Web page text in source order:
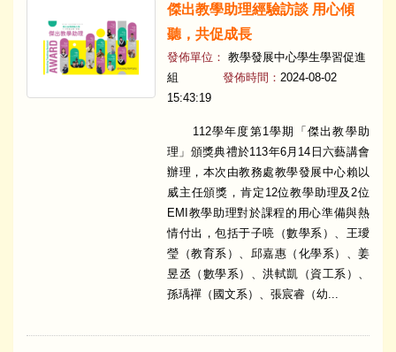
傑出教學助理經驗訪談 用心傾
聽，共促成長
發佈單位： 教學發展中心學生學習促進
組
發佈時間： 2024-08-02
15:43:19
112學年度第1學期「傑出教學助
理」頒獎典禮於113年6月14日六藝講會
辦理，本次由教務處教學發展中心賴以
威主任頒獎，肯定12位教學助理及2位
EMI教學助理對於課程的用心準備與熱
情付出，包括于子喨（數學系）、王璦
瑩（教育系）、邱嘉惠（化學系）、姜
昱丞（數學系）、洪軾凱（資工系）、
孫瑀禪（國文系）、張宸睿（幼...